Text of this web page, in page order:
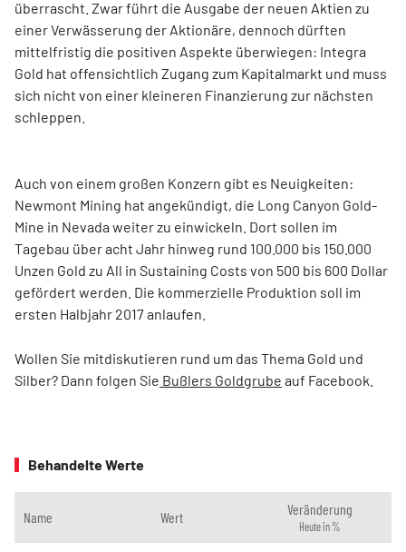
überrascht. Zwar führt die Ausgabe der neuen Aktien zu
einer Verwässerung der Aktionäre, dennoch dürften
mittelfristig die positiven Aspekte überwiegen: Integra
Gold hat offensichtlich Zugang zum Kapitalmarkt und muss
sich nicht von einer kleineren Finanzierung zur nächsten
schleppen.
Auch von einem großen Konzern gibt es Neuigkeiten:
Newmont Mining hat angekündigt, die Long Canyon Gold-
Mine in Nevada weiter zu einwickeln. Dort sollen im
Tagebau über acht Jahr hinweg rund 100.000 bis 150.000
Unzen Gold zu All in Sustaining Costs von 500 bis 600 Dollar
gefördert werden. Die kommerzielle Produktion soll im
ersten Halbjahr 2017 anlaufen.
Wollen Sie mitdiskutieren rund um das Thema Gold und
Silber? Dann folgen Sie Bußlers Goldgrube auf Facebook.
Behandelte Werte
Name Wert Veränderung
Heute in %